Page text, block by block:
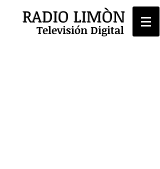
RADIO LIMÒN
Televisión Digital